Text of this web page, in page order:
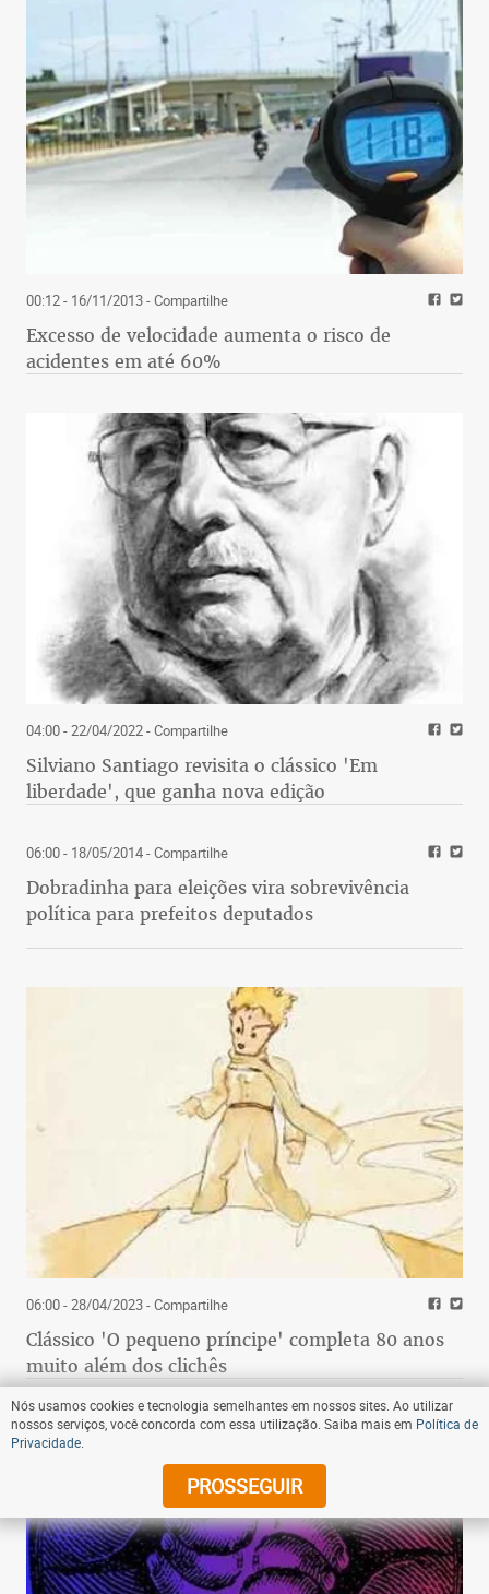
00:12 - 16/11/2013- Compartilhe
Excesso de velocidade aumenta o risco de
acidentes em até 60%
04:00 - 22/04/2022- Compartilhe
Silviano Santiago revisita o clássico 'Em
liberdade', que ganha nova edição
06:00 - 18/05/2014- Compartilhe
Dobradinha para eleições vira sobrevivência
política para prefeitos deputados
06:00 - 28/04/2023- Compartilhe
Clássico 'O pequeno príncipe' completa 80 anos
muito além dos clichês
Nós usamos cookies e tecnologia semelhantes em nossos sites. Ao utilizar
nossos serviços, você concorda com essa utilização. Saiba mais em Política de
Privacidade
PROSSEGUIR